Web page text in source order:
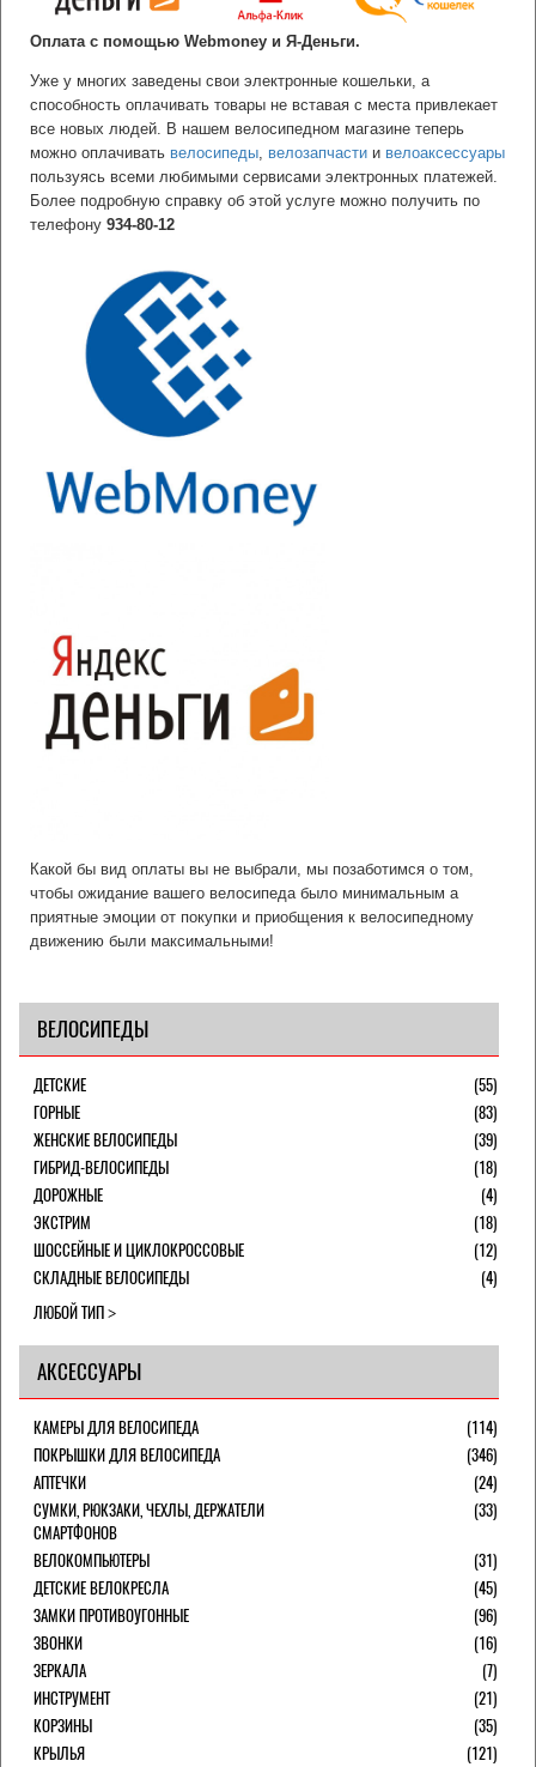
Оплата с помощью Webmoney и Я-Деньги.
Уже у многих заведены свои электронные кошельки, а
способность оплачивать товары не вставая с места привлекает
все новых людей. В нашем велосипедном магазине теперь
можно оплачивать велосипеды, велозапчасти и велоаксессуары
пользуясь всеми любимыми сервисами электронных платежей.
Более подробную справку об этой услуге можно получить по
телефону 934-80-12
Какой бы вид оплаты вы не выбрали, мы позаботимся о том,
чтобы ожидание вашего велосипеда было минимальным а
приятные эмоции от покупки и приобщения к велосипедному
движению были максимальными!
ВЕЛОСИПЕДЫ
ДЕТСКИЕ
(55)
ГОРНЫЕ
(83)
ЖЕНСКИЕ ВЕЛОСИПЕДЫ
(39)
ГИБРИД-ВЕЛОСИПЕДЫ
(18)
ДОРОЖНЫЕ
(4)
ЭКСТРИМ
(18)
ШОССЕЙНЫЕ И ЦИКЛОКРОССОВЫЕ
(12)
СКЛАДНЫЕ ВЕЛОСИПЕДЫ
(4)
ЛЮБОЙ ТИП
АКСЕССУАРЫ
КАМЕРЫ ДЛЯ ВЕЛОСИПЕДА
(114)
ПОКРЫШКИ ДЛЯ ВЕЛОСИПЕДА
(346)
АПТЕЧКИ
(24)
СУМКИ, РЮКЗАКИ, ЧЕХЛЫ, ДЕРЖАТЕЛИ
СМАРТФОНОВ
(33)
ВЕЛОКОМПЬЮТЕРЫ
(31)
ДЕТСКИЕ ВЕЛОКРЕСЛА
(45)
ЗАМКИ ПРОТИВОУГОННЫЕ
(96)
ЗВОНКИ
(16)
ЗЕРКАЛА
(7)
ИНСТРУМЕНТ
(21)
КОРЗИНЫ
(35)
КРЫЛЬЯ
(121)